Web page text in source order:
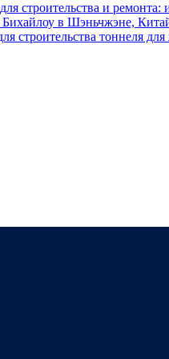
строительства и
в Шэньчжэне,
строительства тоннеля для